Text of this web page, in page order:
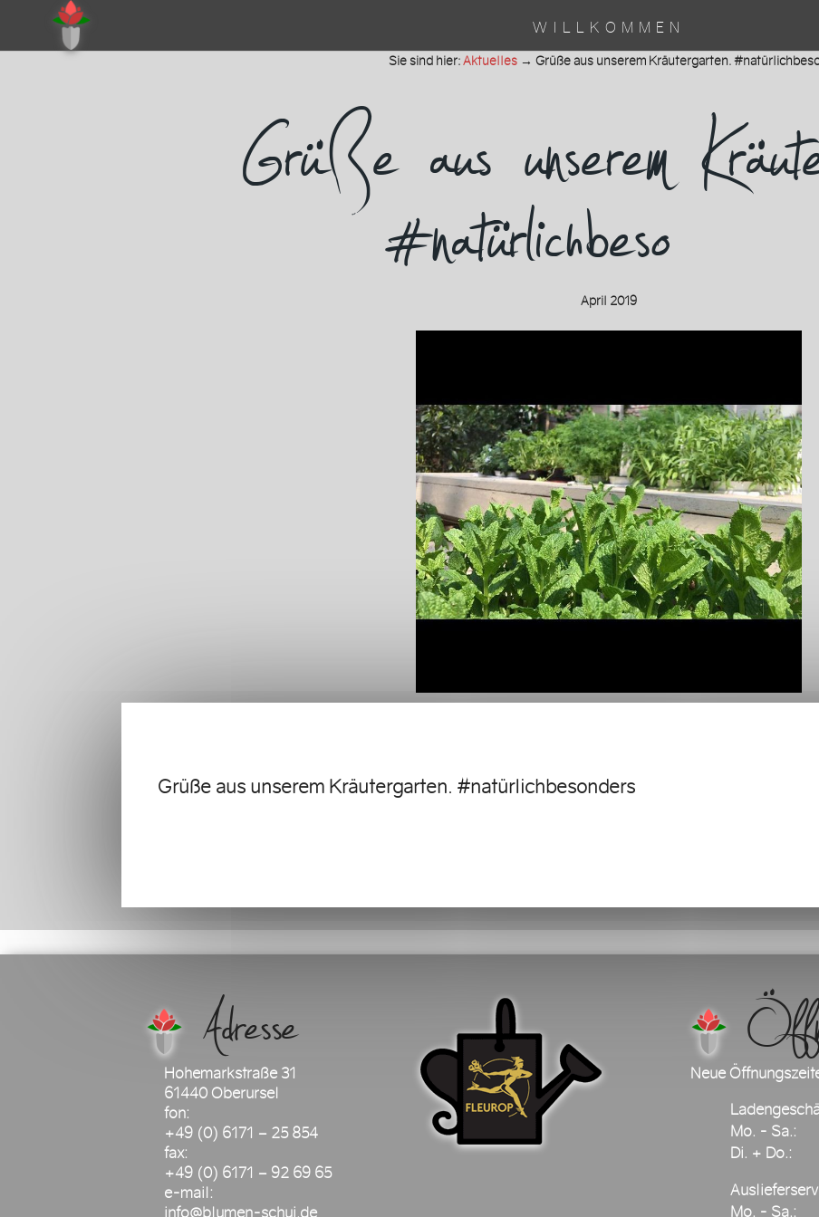
WILLKOMMEN
Sie sind hier:Aktuelles→ Grüße aus unserem Kräutergarten.
Grüße aus unserem
April 2019
Grüße aus unserem Kräutergarten. #natürlichbesonders
Adresse
Hohemarkstraße 31
61440 Oberursel
fon:
+49 (0) 6171 – 25 854
fax:
+49 (0) 6171 – 92 69 65
e-mail:
info@blumen-schui.de
Neue
Mo. - Sa.:
Di. + Do.:
Mo. - Sa.: